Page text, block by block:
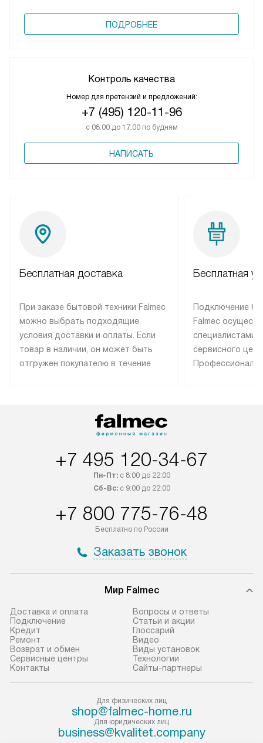
ПОДРОБНЕЕ
Контроль качества
Номер для претензий и предложений:
+7 (495) 120-11-96
с 08:00 до 17:00 по будням
НАПИСАТЬ
Бесплатная доставка
При заказе бытовой техники Falmec
можно выбрать подходящие
условия доставки и оплаты. Если
товар в наличии, он может быть
отгружен покупателю в течение
оплачивается дополнительно.
Возможна доставка товаров по
Бесплатная
Подключение
Falmec
специалистами
сервисного
+7 495 120-34-67
Пн-Пт:с 8:00 до 22:00
Сб-Вс:с 9:00 до 22:00
+7 800 775-76-48
Бесплатно по России
Заказать звонок
Мир Falmec
Доставка и оплата
Подключение
Кредит
Ремонт
Возврат и обмен
Сервисные центры
Контакты
Вопросы и ответы
Статьи и акции
Глоссарий
Видео
Виды установок
Технологии
Сайты-партнеры
Для физических лиц
shop@falmec-home.ru
Для юридических лиц
business@kvalitet.company